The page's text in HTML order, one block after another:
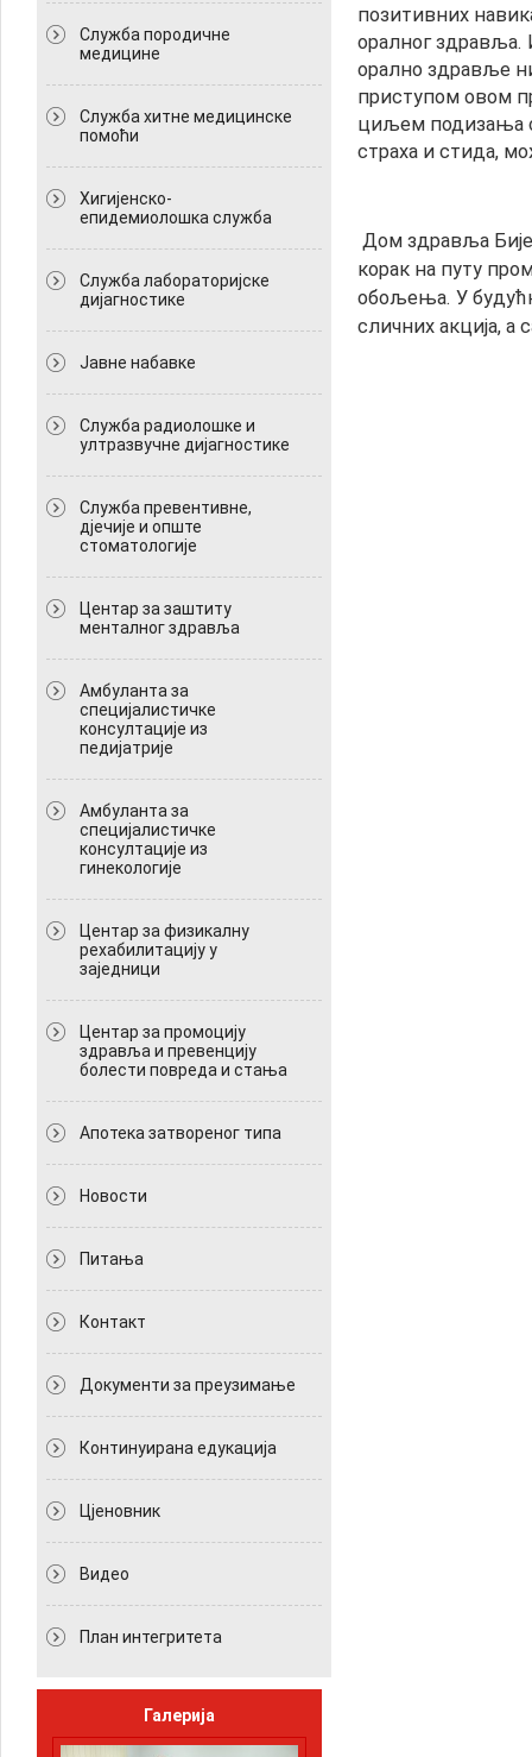
Служба породичне
медицине
Служба хитне медицинске
помоћи
Хигијенско-
епидемиолошка служба
Служба лабораторијске
дијагностике
Јавне набавке
Служба радиолошке и
ултразвучне дијагностике
Служба превентивне,
дјечије и опште
стоматологије
Центар за заштиту
менталног здравља
Амбуланта за
специјалистичке
консултације из
педијатрије
Амбуланта за
специјалистичке
консултације из
гинекологије
Центар за физикалну
рехабилитацију у
заједници
Центар за промоцију
здравља и превенцију
болести повреда и стања
Апотека затвореног типа
Новости
Питања
Контакт
Документи за преузимање
Континуирана едукација
Цјеновник
Видео
План интегритета
Галерија
позитивних
оралног здравља.
орално здравље
приступом овом
циљем подизања
страха и стида,
Дом здравља
корак на путу
обољења. У
сличних акција, а